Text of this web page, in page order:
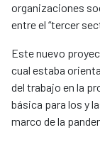
organizaciones
entre el “tercer
Este nuevo
cual estaba
del trabajo en la
básica para los y
marco de la